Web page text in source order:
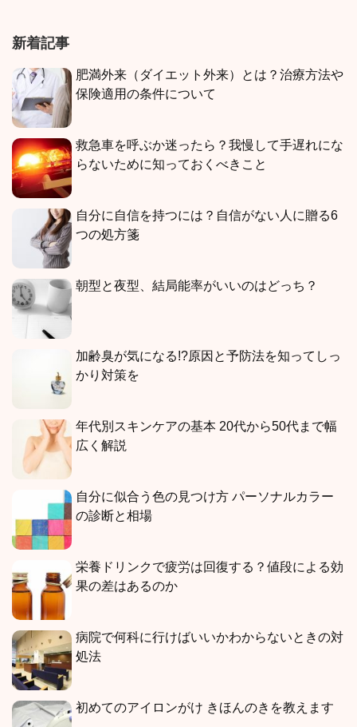
新着記事
肥満外来（ダイエット外来）とは？治療方法や
保険適用の条件について
救急車を呼ぶか迷ったら？我慢して手遅れにな
らないために知っておくべきこと
自分に自信を持つには？自信がない人に贈る6
つの処方箋
朝型と夜型、結局能率がいいのはどっち？
加齢臭が気になる!?原因と予防法を知ってしっ
かり対策を
年代別スキンケアの基本 20代から50代まで幅
広く解説
自分に似合う色の見つけ方 パーソナルカラー
の診断と相場
栄養ドリンクで疲労は回復する？値段による効
果の差はあるのか
病院で何科に行けばいいかわからないときの対
処法
初めてのアイロンがけ きほんのきを教えます